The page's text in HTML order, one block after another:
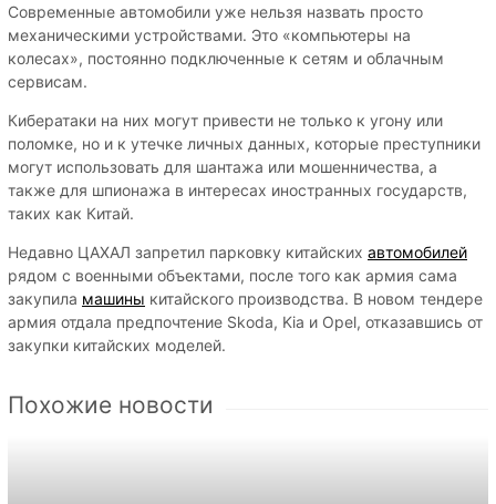
Современные автомобили уже нельзя назвать просто
механическими устройствами. Это «компьютеры на
колесах», постоянно подключенные к сетям и облачным
сервисам.
Кибератаки на них могут привести не только к угону или
поломке, но и к утечке личных данных, которые преступники
могут использовать для шантажa или мошенничества, а
также для шпионажа в интересах иностранных государств,
таких как Китай.
Недавно ЦАХАЛ запретил парковку китайских автомобилей
рядом с военными объектами, после того как армия сама
закупила машины китайского производства. В новом тендере
армия отдала предпочтение Skoda, Kia и Opel, отказавшись от
закупки китайских моделей.
Похожие новости